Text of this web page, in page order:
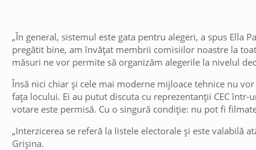
„În general, sistemul este gata pentru alegeri, a spus Ella
pregătit bine, am învățat membrii comisiilor noastre la
măsuri ne vor permite să organizăm alegerile la nivelul
Însă nici chiar și cele mai moderne mijloace tehnice nu
fața locului. Ei au putut discuta cu reprezentanții CEC
votare este permisă. Cu o singură condiție: nu pot fi
„Interzicerea se referă la listele electorale și este valabilă
Grișina.